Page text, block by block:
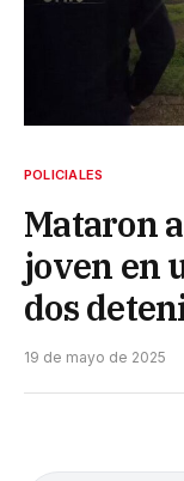
POLICIALES
Mataron
joven en
dos
19 de mayo de 2025